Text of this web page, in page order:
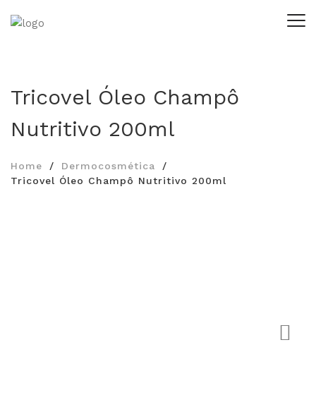
Tricovel Óleo Champô
Nutritivo 200ml
Home
Dermocosmética
Tricovel Óleo Champô Nutritivo 200ml